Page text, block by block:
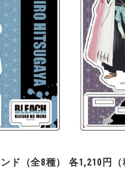
ド（全8種） 各1,210 円（